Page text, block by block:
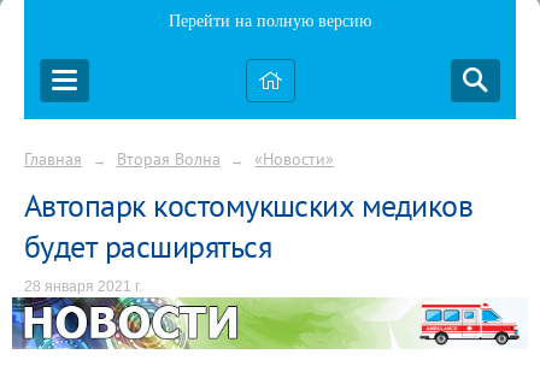
Перейти на полную версию
Главная → Вторая Волна → «Новости»
Автопарк костомукшских медиков
будет расширяться
28 января 2021 г.